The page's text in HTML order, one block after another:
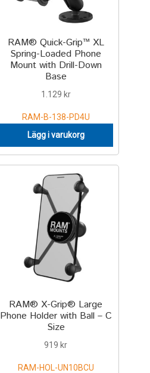
RAM® Quick-Grip™ XL
Spring-Loaded Phone
Mount with Drill-Down
Base
1.129 kr
RAM-B-138-PD4U
Lägg i varukorg
RAM® X-Grip® Large
Phone Holder with Ball – C
Size
919kr
RAM-HOL-UN10BCU